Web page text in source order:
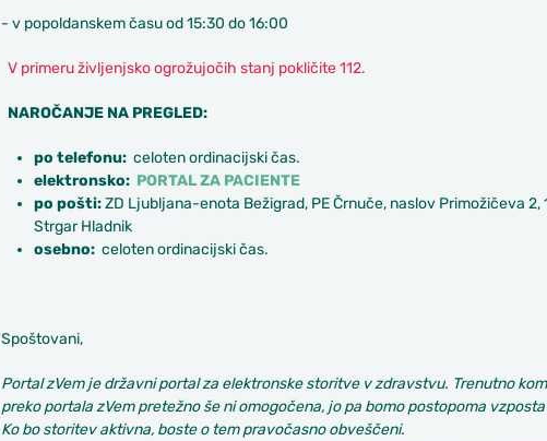
- v popoldanskem času od 15:30 do 16:00
V primeru življenjsko ogrožujočih stanj pokličite 112.
NAROČANJE NA PREGLED:
po telefonu: celoten ordinacijski čas.
elektronsko: PORTAL ZA PACIENTE
po pošti:ZD Ljubljana-enota Bežigrad, PE Črnuče, naslov Primožičeva 2,
Strgar Hladnik
osebno: celoten ordinacijski čas.
Spoštovani,
Portal zVem je državni portal za elektronske storitve v zdravstvu. Trenutno
preko portala zVem pretežno še ni omogočena, jo pa bomo postopoma
Ko bo storitev aktivna, boste o tem pravočasno obveščeni.